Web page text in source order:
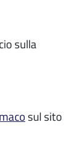
sulla
sul sito